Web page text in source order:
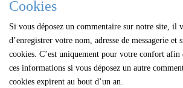
Cookies
Si vous déposez un commentaire sur notre site, il
d’enregistrer votre nom, adresse de messagerie et
cookies. C’est uniquement pour votre confort afin
ces informations si vous déposez un autre
cookies expirent au bout d’un an.